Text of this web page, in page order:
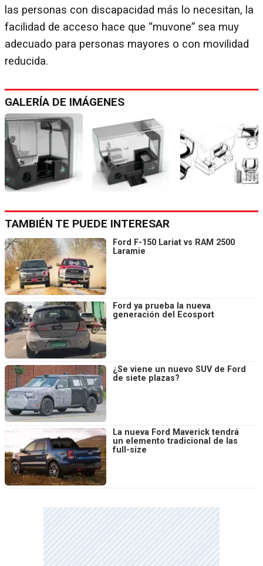
las personas con discapacidad más lo necesitan, la
facilidad de acceso hace que “muvone” sea muy
adecuado para personas mayores o con movilidad
reducida.
GALERÍA DE IMÁGENES
TAMBIÉN TE PUEDE INTERESAR
Ford F-150 Lariat vs RAM 2500
Laramie
Ford ya prueba la nueva
generación del Ecosport
¿Se viene un nuevo SUV de Ford
de siete plazas?
La nueva Ford Maverick tendrá
un elemento tradicional de las
full-size